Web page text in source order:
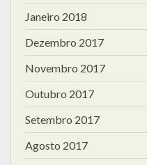
Janeiro 2018
Dezembro 2017
Novembro 2017
Outubro 2017
Setembro 2017
Agosto 2017